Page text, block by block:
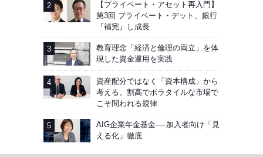
週間アクセスランキング
全東信の経営破綻とクレジットリス
ク
【プライベート・アセット再入門】
第3回 プライベート・デット、銀行